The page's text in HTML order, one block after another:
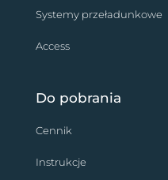
Systemy przeładunkowe
Access
Do pobrania
Cennik
Instrukcje